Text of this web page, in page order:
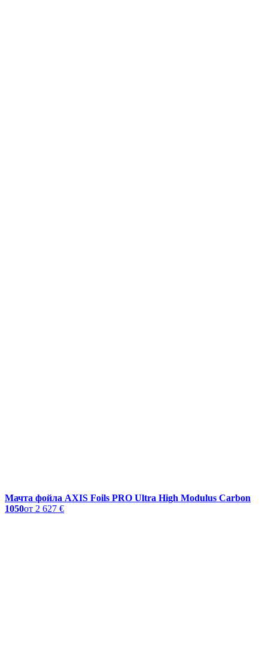
Мачта фойла AXIS Foils PRO Ultra High Modulus Carbon
1050от 2 627 €